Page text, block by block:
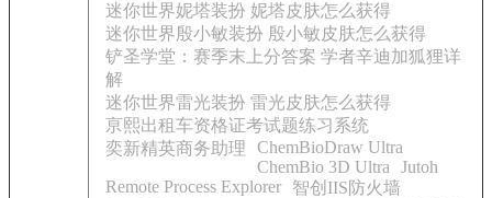
迷你世界妮塔装扮 妮塔皮肤怎么获得
迷你世界殷小敏装扮 殷小敏皮肤怎么获得
铲圣学堂：赛季末上分答案 学者辛迪加狐狸详
解
迷你世界雷光装扮 雷光皮肤怎么获得
亰熙出租车资格证考试题练习系统
奕新精英商务助理
ChemBioDraw Ultra
ChemBio 3D Ultra
Jutoh
Remote Process Explorer
智创IIS防火墙